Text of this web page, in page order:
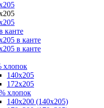
канте
в канте
в канте
хлопок
140x205
172х205
хлопок
140x200 (140х205)